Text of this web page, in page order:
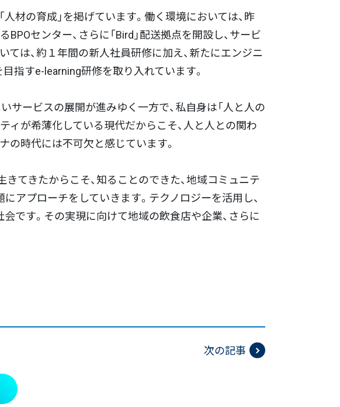
材の育成」を掲げています。働く環境においては、昨
センター、さらに「Bird」配送拠点を開設し、サービ
は、約１年間の新人社員研修に加え、新たにエンジニ
指すe-learning研修を取り入れています。
サービスの展開が進みゆく一方で、私自身は「人と人の
ィが希薄化している現代だからこそ、人と人との関わ
の時代には不可欠と感じています。
てきたからこそ、知ることのできた、地域コミュニテ
にアプローチをしていきます。テクノロジーを活用し、
です。その実現に向けて地域の飲食店や企業、さらに
次の記事